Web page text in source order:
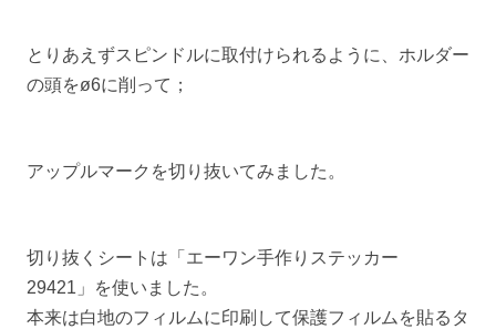
とりあえずスピンドルに取付けられるように、ホルダー
の頭をø6に削って；
アップルマークを切り抜いてみました。
切り抜くシートは「エーワン手作りステッカー
29421」を使いました。
本来は白地のフィルムに印刷して保護フィルムを貼るタ